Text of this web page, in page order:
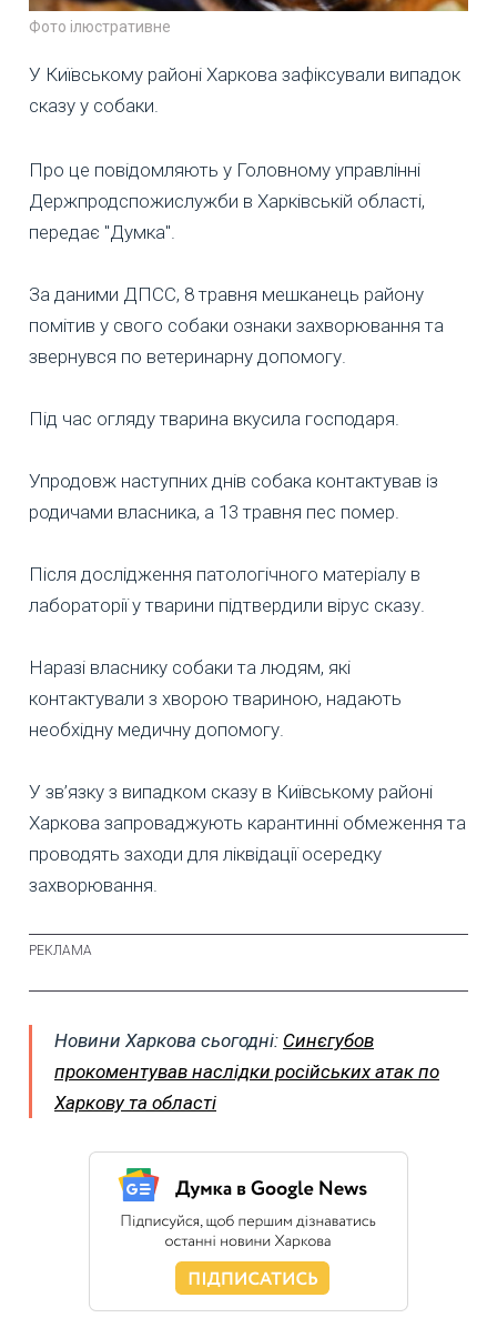
Фото ілюстративне
У Київському районі Харкова зафіксували випадок
сказу у собаки.
Про це повідомляють у Головному управлінні
Держпродспожислужби в Харківській області,
передає "Думка".
За даними ДПСС, 8 травня мешканець району
помітив у свого собаки ознаки захворювання та
звернувся по ветеринарну допомогу.
Під час огляду тварина вкусила господаря.
Упродовж наступних днів собака контактував із
родичами власника, а 13 травня пес помер.
Після дослідження патологічного матеріалу в
лабораторії у тварини підтвердили вірус сказу.
Наразі власнику собаки та людям, які
контактували з хворою твариною, надають
необхідну медичну допомогу.
У зв’язку з випадком сказу в Київському районі
Харкова запроваджують карантинні обмеження та
проводять заходи для ліквідації осередку
захворювання.
Новини Харкова сьогодні: Синєгубов
прокоментував наслідки російських атак по
Харкову та області